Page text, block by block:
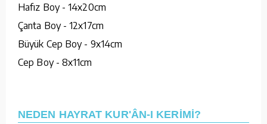
Hafız Boy - 14x20cm
Çanta Boy - 12x17cm
Büyük Cep Boy - 9x14cm
Cep Boy - 8x11cm
NEDEN HAYRAT KUR'ÂN-I KERİMİ?